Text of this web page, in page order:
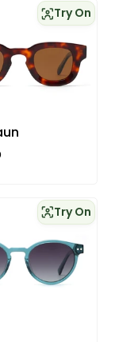
Try On
Try On